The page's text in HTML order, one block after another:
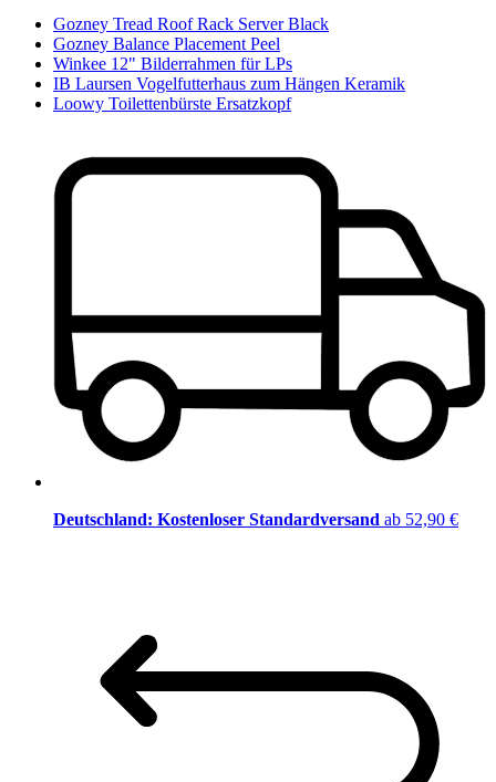
Gozney Tread Roof Rack Server Black
Gozney Balance Placement Peel
Winkee 12" Bilderrahmen für LPs
IB Laursen Vogelfutterhaus zum Hängen Keramik
Loowy Toilettenbürste Ersatzkopf
Deutschland: Kostenloser Standardversand ab 52,90 €